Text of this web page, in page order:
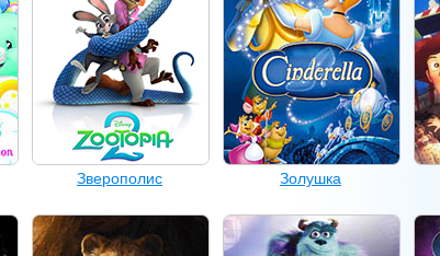
Зверополис Золушка